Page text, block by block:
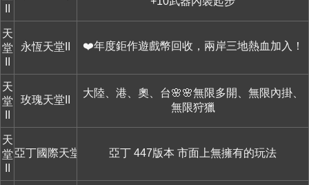
天
堂
永恆天堂II ❤️年度鉅作遊戲幣回收，兩岸三地熱血加入！
天
堂
玫瑰天堂II
大陸、港、奧、台🌸🌸無限多開、無限內掛、
無限狩獵
天
堂亞丁國際天堂2 亞丁 447版本 市面上無擁有的玩法